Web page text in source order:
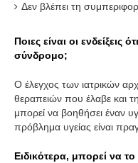
Δεν βλέπει τη
Ποιες είναι οι ενδείξεις
σύνδρομο;
Ο έλεγχος των ιατρικών
θεραπειών που έλαβε και
μπορεί να βοηθήσει έναν
πρόβλημα υγείας είναι
Ειδικότερα, μπορεί να